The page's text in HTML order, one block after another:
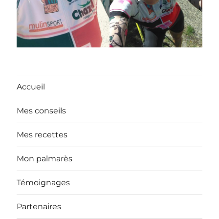
Accueil
Mes conseils
Mes recettes
Mon palmarès
Témoignages
Partenaires